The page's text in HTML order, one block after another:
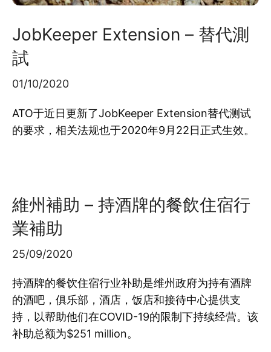
JobKeeper Extension – 替代測
試
01/10/2020
ATO于近日更新了JobKeeper Extension替代测试
的要求，相关法规也于2020年9月22日正式生效。
維州補助 – 持酒牌的餐飲住宿行
業補助
25/09/2020
持酒牌的餐饮住宿行业补助是维州政府为持有酒牌
的酒吧，俱乐部，酒店，饭店和接待中心提供支
持，以帮助他们在COVID-19的限制下持续经营。该
补助总额为$251 million。